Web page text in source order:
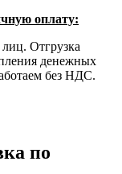
оплату:
Отгрузка
денежных
без НДС.
по